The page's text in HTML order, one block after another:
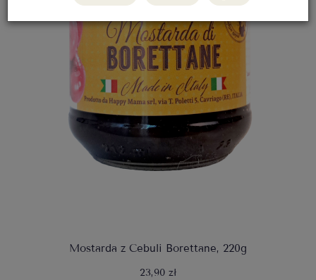
Mostarda z Cebuli Borettane, 220g
23,90 zł